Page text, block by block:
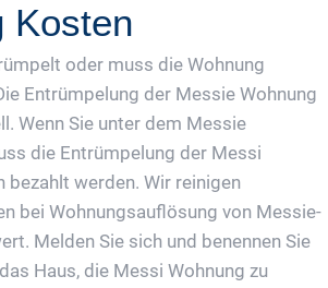
Kosten
oder muss die Wohnung
Entrümpelung der Messie Wohnung
Wenn Sie unter dem Messie
die Entrümpelung der Messi
bezahlt werden. Wir reinigen
bei Wohnungsauflösung von Messie-
Melden Sie sich und benennen Sie
Haus, die Messi Wohnung zu